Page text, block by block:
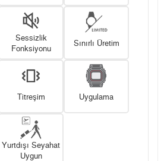
Sessizlik
Fonksiyonu
Sınırlı Üretim
Titreşim Uygulama
Yurtdışı Seyahat
Uygun